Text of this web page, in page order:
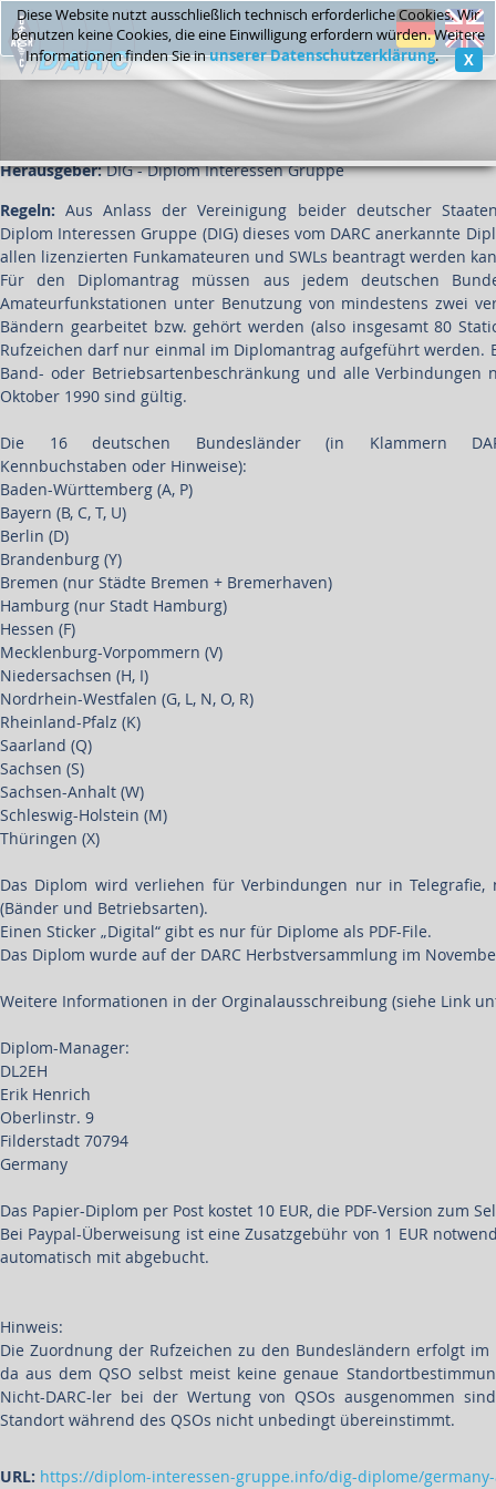
Anmelden
Neues Konto erstellen
DIG Germany Award
Herausgeber:DIG - Diplom Interessen Gruppe
Regeln:Aus Anlass der Vereinigung beider deutscher
Diplom Interessen Gruppe (DIG) dieses vom DARC anerkannte
allen lizenzierten Funkamateuren und SWLs beantragt werden
Für den Diplomantrag müssen aus jedem deutschen
Amateurfunkstationen unter Benutzung von mindestens zwei
Bändern gearbeitet bzw. gehört werden (also insgesamt 80
Rufzeichen darf nur einmal im Diplomantrag aufgeführt werden.
Band- oder Betriebsartenbeschränkung und alle Verbindungen
Oktober 1990 sind gültig.
Die 16 deutschen Bundesländer (in Klammern
Kennbuchstaben oder Hinweise):
Baden-Württemberg (A, P)
Bayern (B, C, T, U)
Berlin (D)
Brandenburg (Y)
Bremen (nur Städte Bremen + Bremerhaven)
Hamburg (nur Stadt Hamburg)
Hessen (F)
Mecklenburg-Vorpommern (V)
Niedersachsen (H, I)
Nordrhein-Westfalen (G, L, N, O, R)
Rheinland-Pfalz (K)
Saarland (Q)
Sachsen (S)
Sachsen-Anhalt (W)
Schleswig-Holstein (M)
Thüringen (X)
Das Diplom wird verliehen für Verbindungen nur in Telegrafie,
(Bänder und Betriebsarten).
Einen Sticker „Digital“ gibt es nur für Diplome als PDF-File.
Das Diplom wurde auf der DARC Herbstversammlung im
Weitere Informationen in der Orginalausschreibung (siehe Link
Diplom-Manager:
DL2EH
Erik Henrich
Oberlinstr. 9
Filderstadt 70794
Germany
Das Papier-Diplom per Post kostet 10 EUR, die PDF-Version zum
Bei Paypal-Überweisung ist eine Zusatzgebühr von 1 EUR
automatisch mit abgebucht.
Hinweis:
Die Zuordnung der Rufzeichen zu den Bundesländern erfolgt
da aus dem QSO selbst meist keine genaue
Nicht-DARC-ler bei der Wertung von QSOs ausgenommen
Standort während des QSOs nicht unbedingt übereinstimmt.
URL: https://diplom-interessen-gruppe.info/dig-diplome/
Diese Website nutzt ausschließlich technisch erforderliche Cookies. Wir
benutzen keine Cookies, die eine Einwilligung erfordern würden. Weitere
Informationen finden Sie inunserer Datenschutzerklärung. X